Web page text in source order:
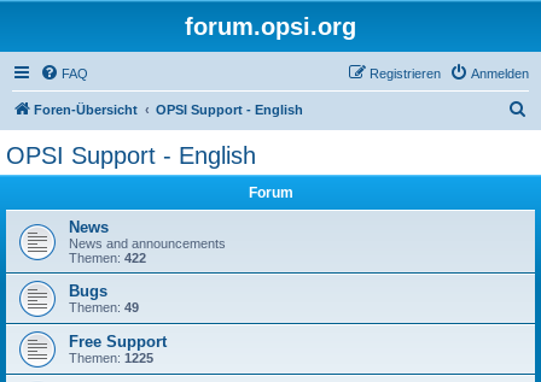
forum.opsi.org
FAQ Anmelden
Registrieren
Foren-Übersicht OPSI Support - English
OPSI Support - English
Forum
News
News and announcements
Themen: 422
Bugs
Themen: 49
Free Support
Themen: 1225